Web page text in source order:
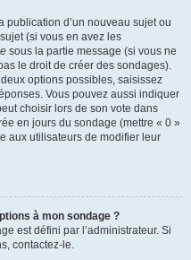
publication d’un nouveau sujet ou
(si vous en avez les
sous la partie message (si vous ne
le droit de créer des sondages).
options possibles, saisissez
Vous pouvez aussi indiquer
choisir lors de son vote dans
en jours du sondage (mettre « 0 »
aux utilisateurs de modifier leur
à mon sondage ?
est défini par l’administrateur. Si
contactez-le.